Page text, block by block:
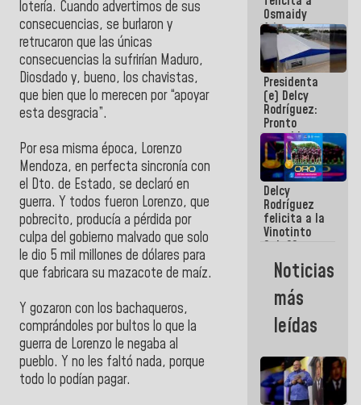
lotería. Cuando advertimos de sus
consecuencias, se burlaron y
retrucaron que las únicas
consecuencias la sufrirían Maduro,
Diosdado y, bueno, los chavistas,
que bien que lo merecen por “apoyar
esta desgracia”.
Por esa misma época, Lorenzo
Mendoza, en perfecta sincronía con
el Dto. de Estado, se declaró en
guerra. Y todos fueron Lorenzo, que
pobrecito, producía a pérdida por
culpa del gobierno malvado que solo
le dio 5 mil millones de dólares para
que fabricara su mazacote de maíz.
Y gozaron con los bachaqueros,
comprándoles por bultos lo que la
guerra de Lorenzo le negaba al
pueblo. Y no les faltó nada, porque
todo lo podían pagar.
Osmaidy
Arias y
Giraly
Marcano por
hacer
historia en
los
Centroamericanos
Presidenta
(e) Delcy
Rodríguez:
Pronto
restableceremos
las
operaciones
en el
Aeropuerto
Internacional
de
Maiquetía
Delcy
Rodríguez
felicita a la
Vinotinto
Sub 20
campeona
frente
México Sub
23 en los
Centroamericanos
Noticias
más
leídas